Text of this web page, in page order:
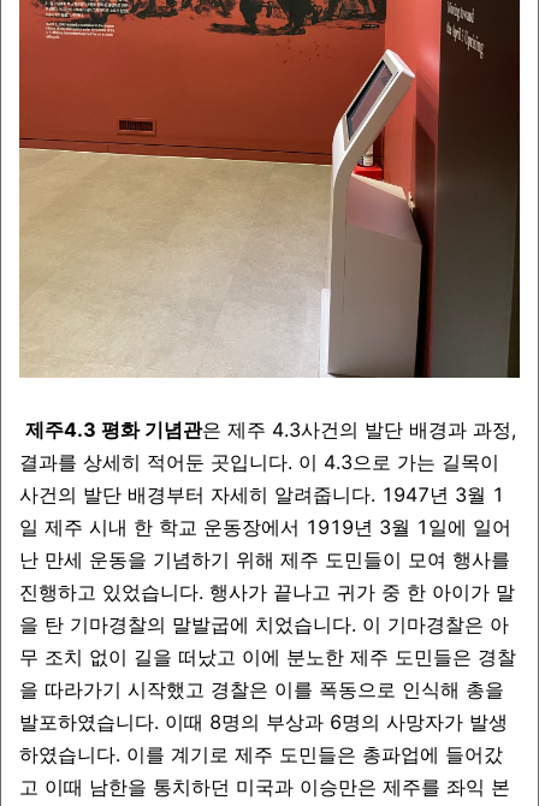
제주4.3 평화 기념관은 제주 4.3사건의 발단 배경과 과정,
결과를 상세히 적어둔 곳입니다. 이 4.3으로 가는 길목이
사건의 발단 배경부터 자세히 알려줍니다. 1947년 3월 1
일 제주 시내 한 학교 운동장에서 1919년 3월 1일에 일어
난 만세 운동을 기념하기 위해 제주 도민들이 모여 행사를
진행하고 있었습니다. 행사가 끝나고 귀가 중 한 아이가 말
을 탄 기마경찰의 말발굽에 치었습니다. 이 기마경찰은 아
무 조치 없이 길을 떠났고 이에 분노한 제주 도민들은 경찰
을 따라가기 시작했고 경찰은 이를 폭동으로 인식해 총을
발포하였습니다. 이때 8명의 부상과 6명의 사망자가 발생
하였습니다. 이를 계기로 제주 도민들은 총파업에 들어갔
고 이때 남한을 통치하던 미국과 이승만은 제주를 좌익 본